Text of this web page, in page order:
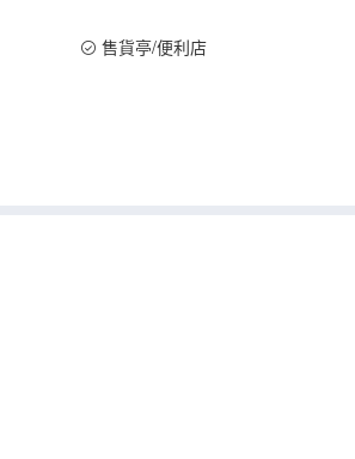
售貨亭/便利店